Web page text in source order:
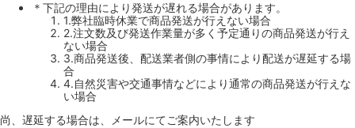
＊下記の理由により発送が遅れる場合があります。
1.弊社臨時休業で商品発送が行えない場合
2.注文数及び発送作業量が多く予定通りの商品発送が行え
ない場合
3.商品発送後、配送業者側の事情により配送が遅延する場
合
4.自然災害や交通事情などにより通常の商品発送が行えな
い場合
尚、遅延する場合は、メールにてご案内いたします